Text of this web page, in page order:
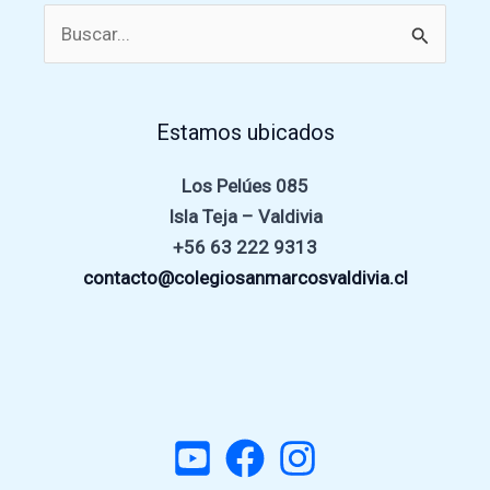
Estamos ubicados
Los Pelúes 085
Isla Teja – Valdivia
+56 63 222 9313
contacto@colegiosanmarcosvaldivia.cl